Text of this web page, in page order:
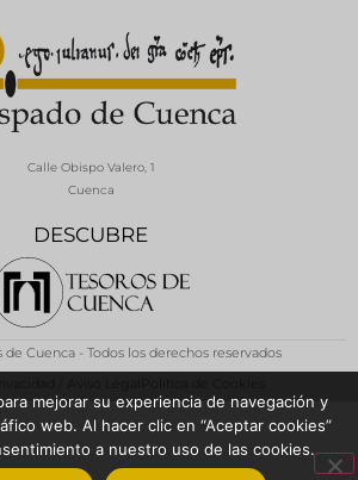
DESCUBRE
Calle Obispo Valero, 1
Cuenca
Cuenca - Todos los derechos reservados
mejorar su experiencia de navegación y
web. Al hacer clic en “Aceptar cookies”
a nuestro uso de las cookies.